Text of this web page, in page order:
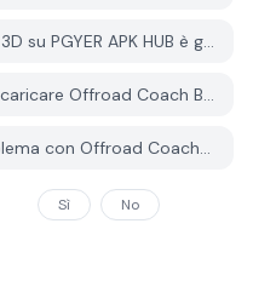
Il Offroad Coach Bus Simulator 3D su PGYER APK HUB è gratuito?
Ho bisogno di un account per scaricare Offroad Coach Bus Simulator 3D da PGYER APK HUB?
Come posso segnalare un problema con Offroad Coach Bus Simulator 3D su PGYER APK HUB?
Sì No